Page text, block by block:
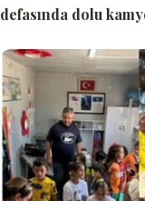
defasında dolu